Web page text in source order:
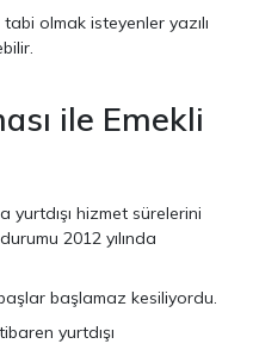
olmak isteyenler yazılı
ile Emekli
yurtdışı hizmet sürelerini
2012 yılında
başlamaz kesiliyordu.
yurtdışı